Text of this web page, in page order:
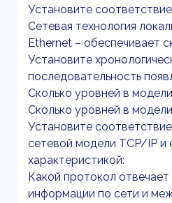
Установите соответствие
Сетевая технология
Ethernet – обеспечивает
Установите
последовательность
Сколько уровней в
Сколько уровней в
Установите
сетевой модели TCP/IP и
характеристикой:
Какой протокол отвечает
информации по сети и